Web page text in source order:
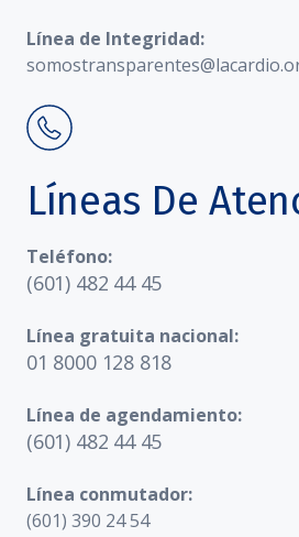
Línea de Integridad:
Líneas De
Teléfono:
(601) 482 44 45
Línea gratuita nacional:
01 8000 128 818
Línea de agendamiento:
(601) 482 44 45
Línea conmutador:
(601) 390 24 54